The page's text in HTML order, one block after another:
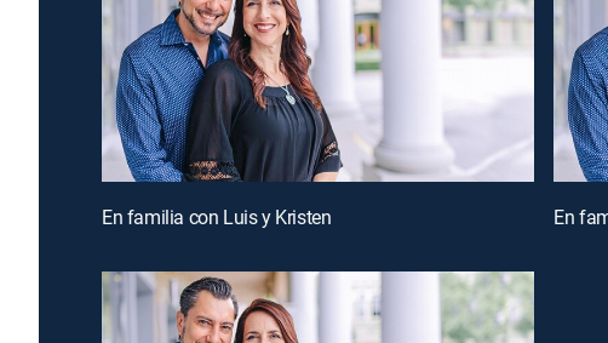
En familia con Luis y Kristen En